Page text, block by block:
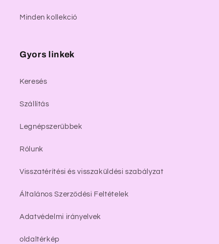
Minden kollekció
Gyors linkek
Keresés
Szállítás
Legnépszerűbbek
Rólunk
Visszatérítési és visszaküldési szabályzat
Általános Szerződési Feltételek
Adatvédelmi irányelvek
oldaltérkép